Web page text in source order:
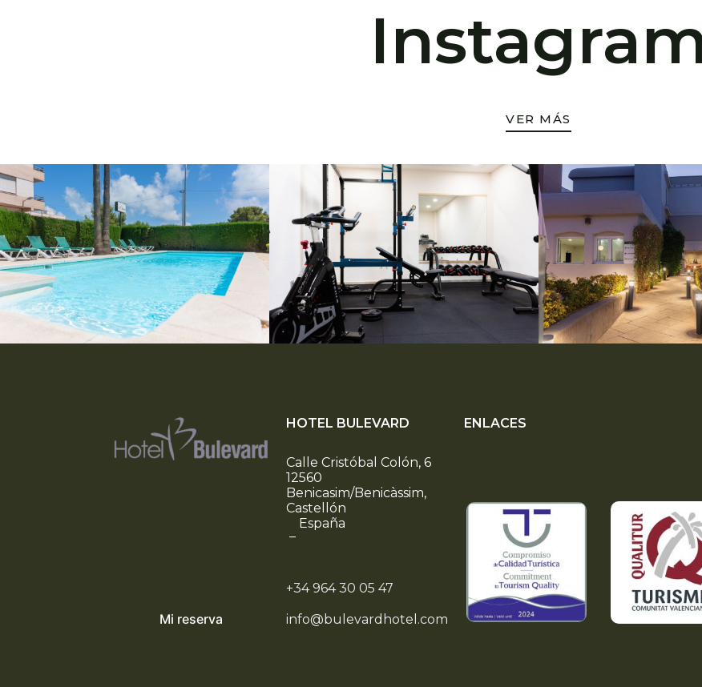
VER MÁS
Mi reserva
HOTEL BULEVARD
Calle Cristóbal Colón, 6
12560
Benicasim/Benicàssim,
Castellón
–
España
+34 964 30 05 47
info@bulevardhotel.com
ENLACES